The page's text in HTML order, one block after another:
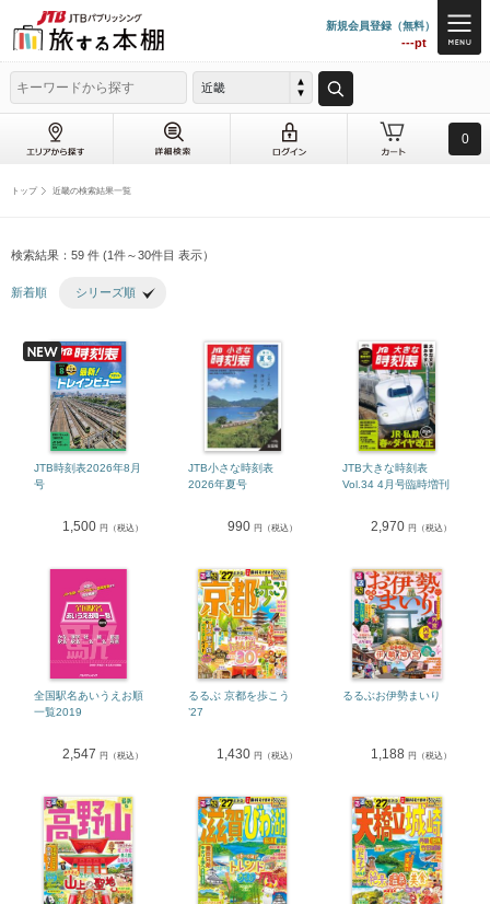
新規会員登録（無料）
---pt
近畿
0
トップ 近畿の検索結果一覧
検索結果：59 件 (1件～30件目 表示）
新着順 シリーズ順
JTB時刻表2026年8月
号
1,500 円（税込）
JTB小さな時刻表
2026年夏号
990 円（税込）
JTB大きな時刻表
Vol.34 4月号臨時増刊
2,970 円（税込）
全国駅名あいうえお順
一覧2019
2,547 円（税込）
るるぶ 京都を歩こう
’27
1,430 円（税込）
るるぶお伊勢まいり
1,188 円（税込）